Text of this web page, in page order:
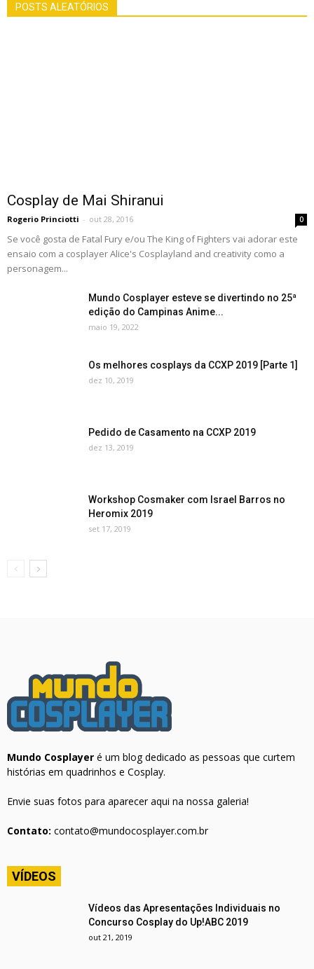
POSTS ALEATÓRIOS
Cosplay de Mai Shiranui
Rogerio Princiotti - out 28, 2016 0
Se você gosta de Fatal Fury e/ou The King of Fighters vai adorar este
ensaio com a cosplayer Alice's Cosplayland and creativity como a
personagem...
Mundo Cosplayer esteve se divertindo no 25ª
edição do Campinas Anime...
maio 19, 2022
Os melhores cosplays da CCXP 2019 [Parte 1]
dez 10, 2019
Pedido de Casamento na CCXP 2019
dez 13, 2019
Workshop Cosmaker com Israel Barros no
Heromix 2019
set 17, 2019
Mundo Cosplayer é um blog dedicado as pessoas que curtem
histórias em quadrinhos e Cosplay.
Envie suas fotos para aparecer aqui na nossa galeria!
Contato: contato@mundocosplayer.com.br
VÍDEOS
Vídeos das Apresentações Individuais no
Concurso Cosplay do Up!ABC 2019
out 21, 2019